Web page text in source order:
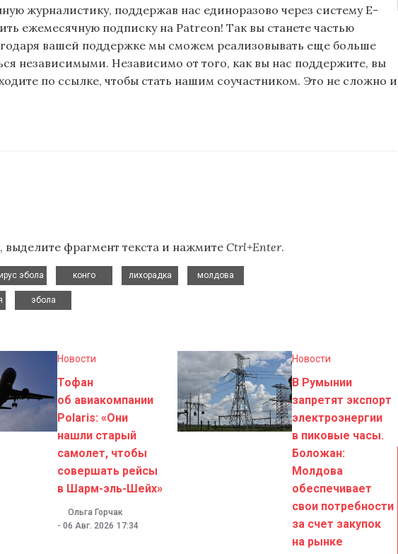
журналистику, поддержав нас единоразово через систему E-
ежемесячную подписку на Patreon! Так вы станете частью
вашей поддержке мы сможем реализовывать еще больше
независимыми. Независимо от того, как вы нас поддержите, вы
по ссылке, чтобы стать нашим соучастником. Это не сложно и
фрагмент текста и нажмите Ctrl+Enter.
эбола
конго
лихорадка
молдова
эбола
Новости
Тофан
об авиакомпании
Polaris: «Они
нашли старый
самолет, чтобы
совершать рейсы
в Шарм-эль-Шейх»
Ольга Горчак
- 06 Авг. 2026 17:34
Новости
В Румынии
запретят экспорт
электроэнергии
в пиковые часы.
Боложан:
Молдова
обеспечивает
свои потребности
за счет закупок
на рынке